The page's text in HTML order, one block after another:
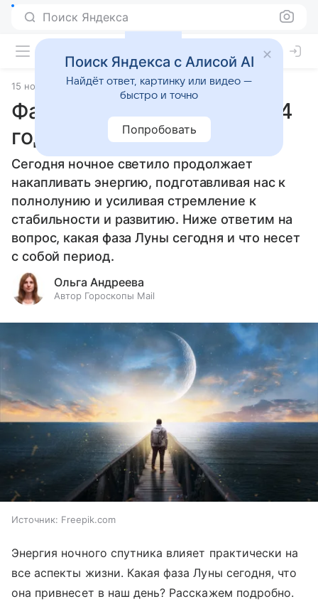
Поиск Яндекса
15 ноября 2024 Статьи
Фаза Луны 15 ноября 2024
года
Сегодня ночное светило продолжает
накапливать энергию, подготавливая нас к
полнолунию и усиливая стремление к
стабильности и развитию. Ниже ответим на
вопрос, какая фаза Луны сегодня и что несет
с собой период.
Ольга Андреева
Автор Гороскопы Mail
Источник: Freepik.com
Энергия ночного спутника влияет практически на
все аспекты жизни. Какая фаза Луны сегодня, что
она привнесет в наш день? Расскажем подробно.
Поиск Яндекса с Алисой AI
Найдёт ответ, картинку или видео —
быстро и точно
Попробовать